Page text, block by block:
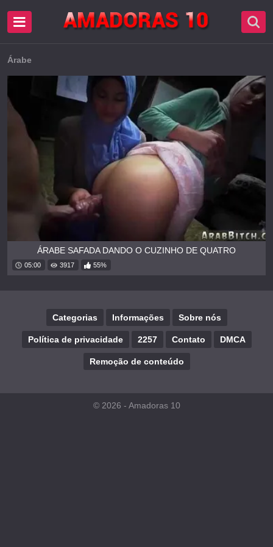
Árabe
ÁRABE SAFADA DANDO O CUZINHO DE QUATRO
05:00 3917 55%
Categorias Informações Sobre nós
Política de privacidade 2257 Contato DMCA
Remoção de conteúdo
© 2026 - Amadoras 10